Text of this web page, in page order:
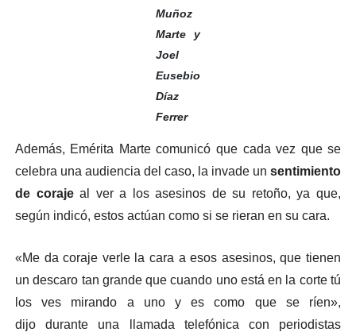
Muñoz
Marte y
Joel
Eusebio
Díaz
Ferrer
Además, Emérita Marte comunicó que cada vez que se
celebra una audiencia del caso, la invade unsentimiento
de corajeal ver a los asesinos de su retoño, ya que,
según indicó, estos actúan como si se rieran en su cara.
«Me da coraje verle la cara a esos asesinos, que tienen
un descaro tan grande que cuando uno está en la corte tú
los ves mirando a uno y es como que se ríen»,
dijo
durante una llamada telefónica con periodistas